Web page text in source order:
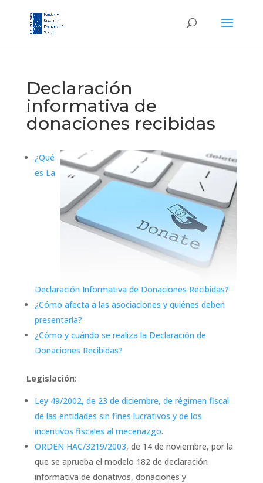
Declaración
informativa de
donaciones recibidas
¿Qué
es La
Declaración Informativa de Donaciones Recibidas?
¿Cómo afecta a las asociaciones y quiénes deben
presentarla?
¿Cómo y cuándo se realiza la Declaración de
Donaciones Recibidas?
Legislación:
Ley 49/2002, de 23 de diciembre, de régimen fiscal
de las entidades sin fines lucrativos y de los
incentivos fiscales al mecenazgo.
ORDEN HAC/3219/2003, de 14 de noviembre, por la
que se aprueba el modelo 182 de declaración
informativa de donativos, donaciones y